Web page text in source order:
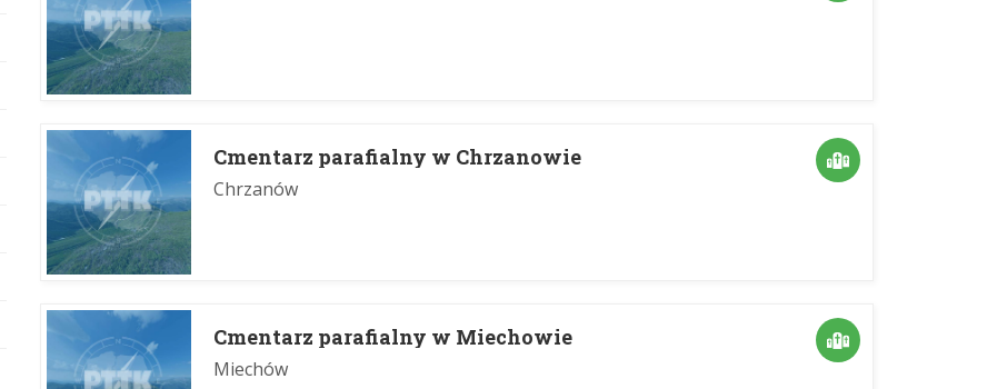
Cmentarz parafialny w Chrzanowie
Chrzanów
Cmentarz parafialny w Miechowie
Miechów